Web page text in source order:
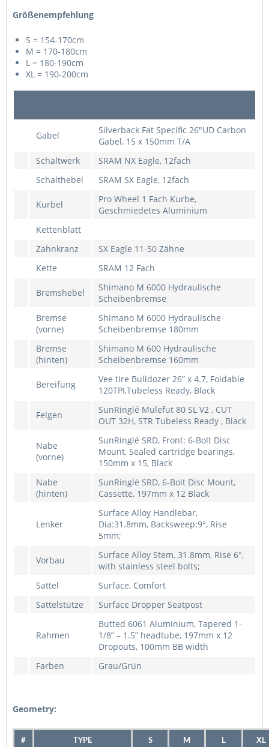
Größenempfehlung
S = 154-170cm
M = 170-180cm
L = 180-190cm
XL = 190-200cm
Gabel
Silverback Fat Specific 26"UD Carbon
Gabel, 15 x 150mm T/A
Schaltwerk
SRAM NX Eagle, 12fach
Schalthebel
SRAM SX Eagle, 12fach
Kurbel
Pro Wheel 1 Fach Kurbe,
Geschmiedetes Aluminium
Kettenblatt
Zahnkranz
SX Eagle 11-50 Zähne
Kette
SRAM 12 Fach
Bremshebel
Shimano M 6000 Hydraulische
Scheibenbremse
Bremse
(vorne)
Shimano M 6000 Hydraulische
Scheibenbremse 180mm
Bremse
(hinten)
Shimano M 600 Hydraulische
Scheibenbremse 160mm
Bereifung
Vee tire Bulldozer 26” x 4.7, Foldable
120TPI,Tubeless Ready, Black
Felgen
SunRinglé Mulefut 80 SL V2 , CUT
OUT 32H, STR Tubeless Ready , Black
Nabe
(vorne)
SunRinglé SRD, Front: 6-Bolt Disc
Mount, Sealed cartridge bearings,
150mm x 15, Black
Nabe
(hinten)
SunRinglé SRD, 6-Bolt Disc Mount,
Cassette, 197mm x 12 Black
Lenker
Surface Alloy Handlebar,
Dia:31.8mm, Backsweep:9°, Rise
5mm;
Vorbau
Surface Alloy Stem, 31.8mm, Rise 6°,
with stainless steel bolts;
Sattel
Surface, Comfort
Sattelstütze
Surface Dropper Seatpost
Rahmen
Butted 6061 Aluminium, Tapered 1-
1/8” – 1.5” headtube, 197mm x 12
Dropouts, 100mm BB width
Farben
Grau/Grün
Geometry:
# TYPE S M L XL